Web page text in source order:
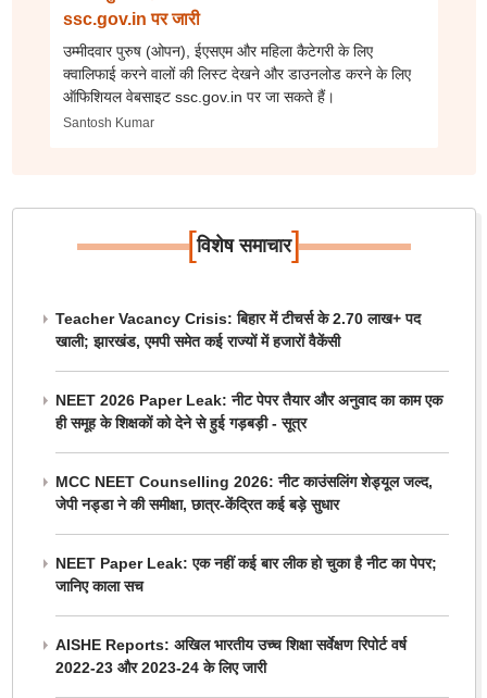
ssc.gov.in पर जारी
उम्मीदवार पुरुष (ओपन), ईएसएम और महिला कैटेगरी के लिए
क्वालिफाई करने वालों की लिस्ट देखने और डाउनलोड करने के लिए
ऑफिशियल वेबसाइट ssc.gov.in पर जा सकते हैं।
Santosh Kumar
[विशेष समाचार]
Teacher Vacancy Crisis: बिहार में टीचर्स के 2.70 लाख+ पद
खाली; झारखंड, एमपी समेत कई राज्यों में हजारों वैकेंसी
NEET 2026 Paper Leak: नीट पेपर तैयार और अनुवाद का काम एक
ही समूह के शिक्षकों को देने से हुई गड़बड़ी - सूत्र
MCC NEET Counselling 2026: नीट काउंसलिंग शेड्यूल जल्द,
जेपी नड्डा ने की समीक्षा, छात्र-केंद्रित कई बड़े सुधार
NEET Paper Leak: एक नहीं कई बार लीक हो चुका है नीट का पेपर;
जानिए काला सच
AISHE Reports: अखिल भारतीय उच्च शिक्षा सर्वेक्षण रिपोर्ट वर्ष
2022-23 और 2023-24 के लिए जारी